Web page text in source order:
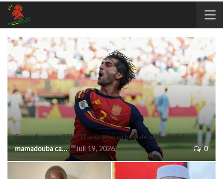
Coupe du monde 2026 : l’Espagne décroche sa deuxième étoile !
mamadouba camara Juil 19, 2026 0